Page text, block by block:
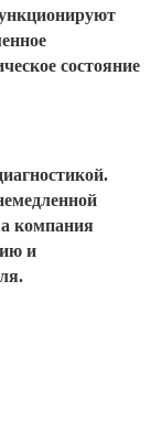
состояние
компания
и